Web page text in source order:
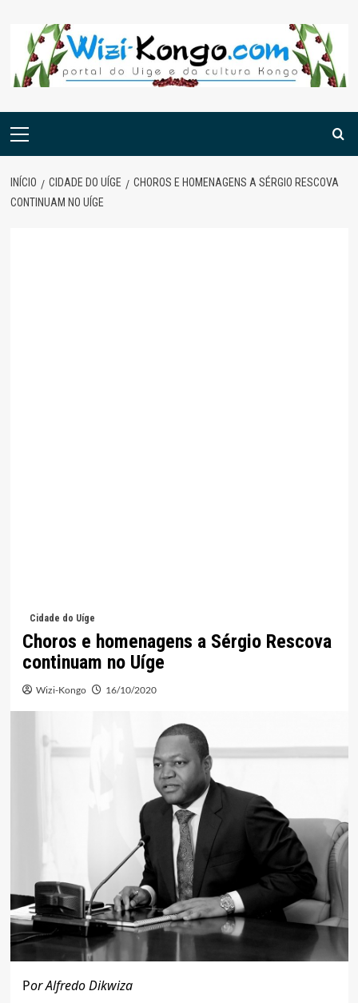
content
Menu
INÍCIO CIDADE DO UÍGE
CHOROS E HOMENAGENS A SÉRGIO RESCOVA
CONTINUAM NO UÍGE
Cidade do Uíge
Choros e homenagens a Sérgio Rescova
continuam no Uíge
Wizi-Kongo 16/10/2020
Por Alfredo Dikwiza